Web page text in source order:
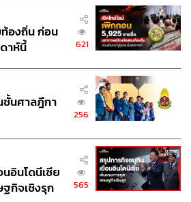
ะที่สำคัญคือทำทรีตเมนต์เสร็จแล้วผม
ศรีสกุล
ตั้งอยู่ที่ชั้น 2 สยามพารากอน
Complex เมนูทรีตเมนต์
3,600 บาท, ราคาผมยาว 3,800
องถิ่น ก่อน
าห์นี้
621
ชั้นศาลฎีกา
256
อินโดนีเซีย
กิจเชิงรุก
565